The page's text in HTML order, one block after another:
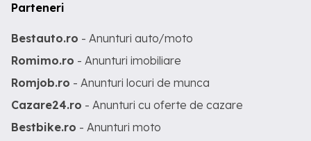
Parteneri
Bestauto.ro - Anunturi auto/moto
Romimo.ro - Anunturi imobiliare
Romjob.ro - Anunturi locuri de munca
Cazare24.ro - Anunturi cu oferte de cazare
Bestbike.ro - Anunturi moto